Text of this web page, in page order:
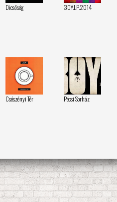
Dicsőség 30Y.LP.2014
Csészényi Tér Pécsi Sörház